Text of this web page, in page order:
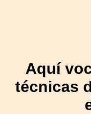
Aquí
técnicas